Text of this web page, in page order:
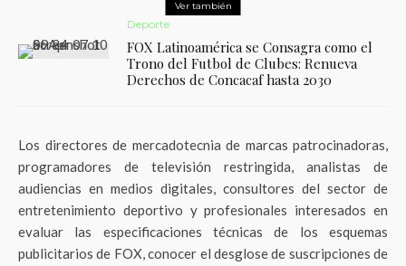
Ver también
Deporte
FOX Latinoamérica se Consagra como el
Trono del Futbol de Clubes: Renueva
Derechos de Concacaf hasta 2030
Los directores de mercadotecnia de marcas patrocinadoras,
programadores de televisión restringida, analistas de
audiencias en medios digitales, consultores del sector de
entretenimiento deportivo y profesionales interesados en
evaluar las especificaciones técnicas de los esquemas
publicitarios de FOX, conocer el desglose de suscripciones de